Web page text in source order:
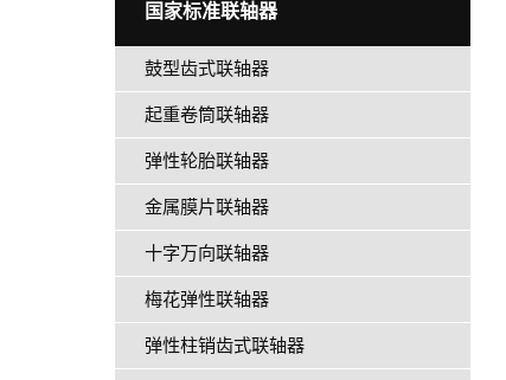
国家标准联轴器
鼓型齿式联轴器
起重卷筒联轴器
弹性轮胎联轴器
金属膜片联轴器
十字万向联轴器
梅花弹性联轴器
弹性柱销齿式联轴器